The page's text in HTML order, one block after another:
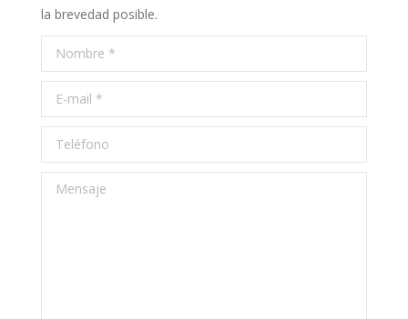
la brevedad posible.
Nombre *
E-mail *
Teléfono
Mensaje